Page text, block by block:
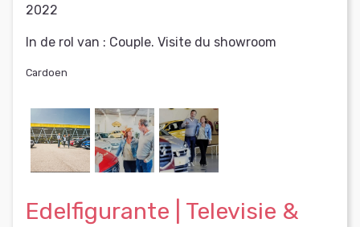
2022
In de rol van : Couple. Visite du showroom
Cardoen
Edelfigurante | Televisie &